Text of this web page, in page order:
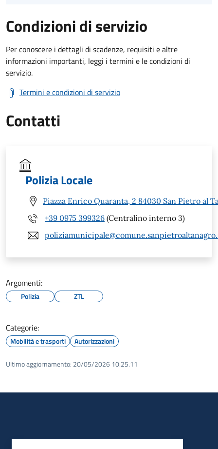
Condizioni di servizio
Per conoscere i dettagli di scadenze, requisiti e altre
informazioni importanti, leggi i termini e le condizioni di
servizio.
Termini e condizioni di servizio
Contatti
Polizia Locale
Piazza Enrico Quaranta, 2 84030 San Pietro al
+39 0975 399326 (Centralino interno 3)
Argomenti:
Polizia ZTL
Categorie:
Mobilità e trasporti Autorizzazioni
Ultimo aggiornamento: 20/05/2026 10:25.11